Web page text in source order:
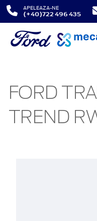
APELEAZA-NE
(+40)722 496 435
FORD
TREND